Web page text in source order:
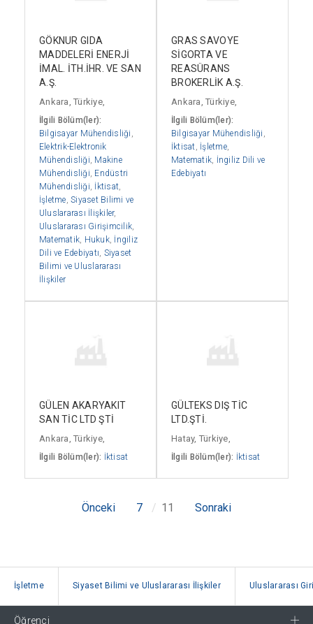
GÖKNUR GIDA
MADDELERİ ENERJİ
İMAL. İTH.İHR. VE SAN
A.Ş.
Ankara, Türkiye,
İlgili Bölüm(ler):
Bilgisayar Mühendisliği ,
Elektrik-Elektronik
Mühendisliği, Makine
Mühendisliği, Endüstri
Mühendisliği, İktisat,
İşletme,Siyaset Bilimi ve
Uluslararası İlişkiler,
Uluslararası Girişimcilik,
Matematik, Hukuk, İngiliz
Dili ve Edebiyatı, Siyaset
Bilimi ve Uluslararası
İlişkiler
GRAS SAVOYE
SİGORTA VE
REASÜRANS
BROKERLİK A.Ş.
Ankara, Türkiye,
İlgili Bölüm(ler):
Bilgisayar Mühendisliği ,
İktisat, İşletme,
Matematik, İngiliz Dili ve
Edebiyatı
GÜLEN AKARYAKIT
SAN TİC LTD ŞTİ
Ankara, Türkiye,
İlgili Bölüm(ler): İktisat
GÜLTEKS DIŞ TİC
LTD.ŞTİ.
Hatay, Türkiye,
İlgili Bölüm(ler): İktisat
Önceki 7 11 Sonraki
İşletme Siyaset Bilimi ve Uluslararası İlişkiler Uluslararası
Öğrenci